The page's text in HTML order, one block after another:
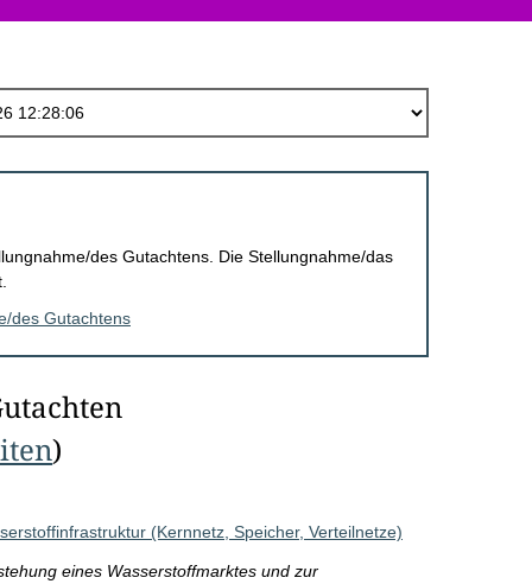
des Gutachtens. Die Stellungnahme/das
des Gutachtens
)
(Kernnetz, Speicher, Verteilnetze)
eines Wasserstoffmarktes und zur